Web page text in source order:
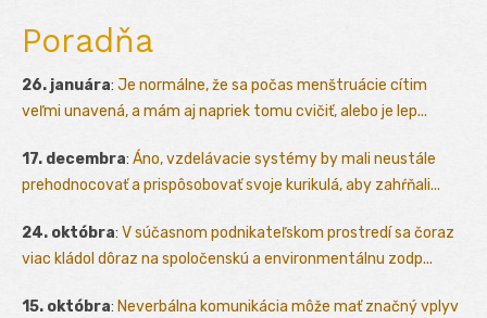
Poradňa
26. januára: Je normálne, že sa počas menštruácie cítim
veľmi unavená, a mám aj napriek tomu cvičiť, alebo je lep...
17. decembra: Áno, vzdelávacie systémy by mali neustále
prehodnocovať a prispôsobovať svoje kurikulá, aby zahŕňali...
24. októbra: V súčasnom podnikateľskom prostredí sa čoraz
viac kládol dôraz na spoločenskú a environmentálnu zodp...
15. októbra: Neverbálna komunikácia môže mať značný vplyv